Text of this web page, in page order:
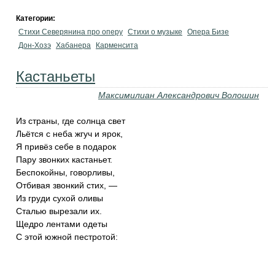
Категории:
Стихи Северянина про оперу Стихи о музыке
Опера Бизе
Дон-Хозэ Хабанера Карменсита
Кастаньеты
Максимилиан Александрович Волошин
Из страны, где солнца свет
Льётся с неба жгуч и ярок,
Я привёз себе в подарок
Пару звонких кастаньет.
Беспокойны, говорливы,
Отбивая звонкий стих, —
Из груди сухой оливы
Сталью вырезали их.
Щедро лентами одеты
С этой южной пестротой: